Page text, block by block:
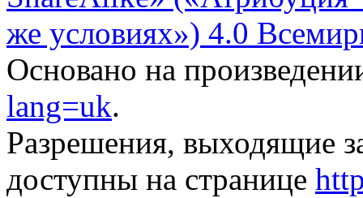
же условиях») 4.0
Основано на
lang=uk.
Разрешения, выходящие
доступны на странице